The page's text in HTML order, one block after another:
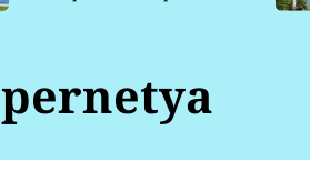
pernetya